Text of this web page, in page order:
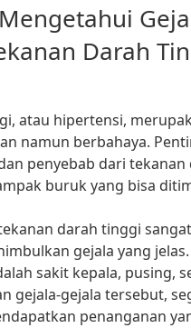
Darah
atau hipertensi,
namun berbahaya.
penyebab dari
buruk yang bisa
darah tinggi
gejala yang
sakit kepala, pusing,
gejala-gejala tersebut,
penanganan